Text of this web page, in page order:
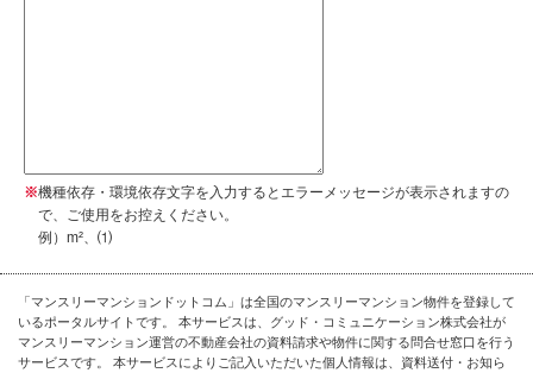
※機種依存・環境依存文字を入力するとエラーメッセージが表示されますの
で、ご使用をお控えください。
例）m²、⑴
「マンスリーマンションドットコム」は全国のマンスリーマンション物件を登録して
いるポータルサイトです。 本サービスは、グッド・コミュニケーション株式会社が
マンスリーマンション運営の不動産会社の資料請求や物件に関する問合せ窓口を行う
サービスです。 本サービスによりご記入いただいた個人情報は、資料送付・お知ら